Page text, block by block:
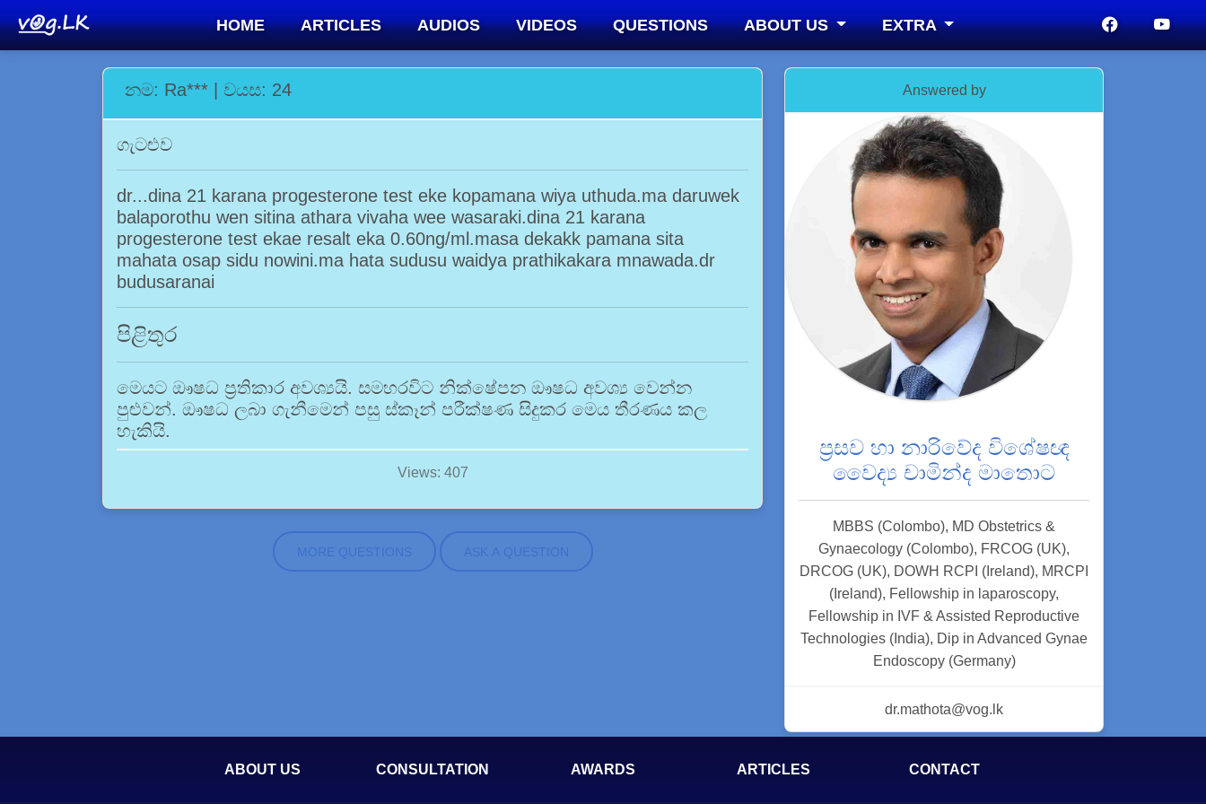
HOME ARTICLES AUDIOS VIDEOS QUESTIONS ABOUT US EXTRA
නම: Ra*** | වයස: 24
ගැටළුව
dr...dina 21 karana progesterone test eke kopamana wiya uthuda.ma daruwek
balaporothu wen sitina athara vivaha wee wasaraki.dina 21 karana
progesterone test ekae resalt eka 0.60ng/ml.masa dekakk pamana sita
mahata osap sidu nowini.ma hata sudusu waidya prathikakara mnawada.dr
budusaranai
පිළිතුර
මෙයට ඖෂධ ප්‍රතිකාර අවශ්‍යයි. සමහරවිට නික්ෂේපන ඖෂධ අවශ්‍ය වෙන්න
පුළුවන්. ඖෂධ ලබා ගැනීමෙන් පසු ස්කෑන් පරීක්ෂණ සිදුකර මෙය තීරණය කල
හැකියි.
Views: 407
MORE QUESTIONS ASK A QUESTION
Answered by
ප්‍රසව හා නාරිවේද විශේෂඥ
වෛද්‍ය චාමින්ද මාතොට
MBBS (Colombo), MD Obstetrics &
Gynaecology (Colombo), FRCOG (UK),
DRCOG (UK), DOWH RCPI (Ireland), MRCPI
(Ireland), Fellowship in laparoscopy,
Fellowship in IVF & Assisted Reproductive
Technologies (India), Dip in Advanced Gynae
Endoscopy (Germany)
dr.mathota@vog.lk
ABOUT US CONSULTATION AWARDS ARTICLES CONTACT